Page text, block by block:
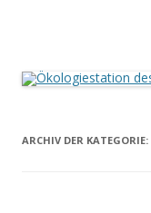
ARCHIV DER KATEGORIE: